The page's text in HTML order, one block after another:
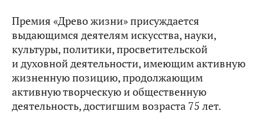
Премия «Древо жизни» присуждается
выдающимся деятелям искусства, науки,
культуры, политики, просветительской
и духовной деятельности, имеющим активную
жизненную позицию, продолжающим
активную творческую и общественную
деятельность, достигшим возраста 75 лет.